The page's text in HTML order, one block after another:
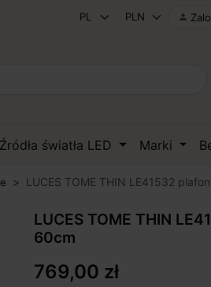

Źródła światła LED Marki
LUCES TOME THIN LE41532
LUCES TOME THIN
60cm
769,00 zł